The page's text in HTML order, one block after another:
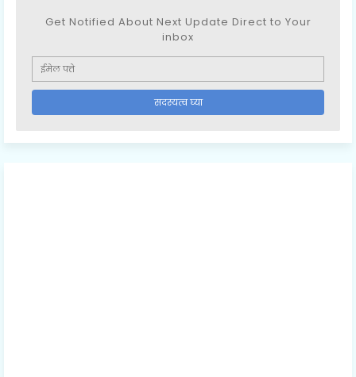
Get Notified About Next Update Direct to Your
inbox